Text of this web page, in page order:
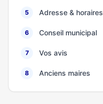
5 Adresse & horaires
6 Conseil municipal
7 Vos avis
8 Anciens maires